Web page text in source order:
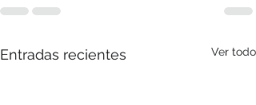
Entradas recientes Ver todo